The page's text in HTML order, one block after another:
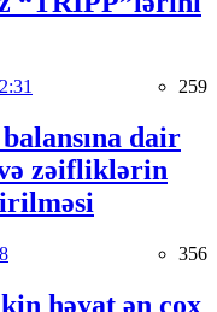
259
dair
zəifliklərin
356
həyat ən çox